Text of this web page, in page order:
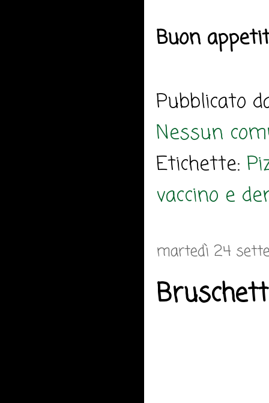
Buon
Pubblicato
Nessun
Etichette:
vaccino e
martedì 24